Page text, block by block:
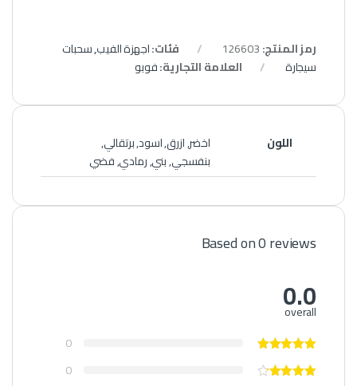
رمز المنتج:126603 فئات:اجهزة الفيب,سحبات
سيجارة
العلامة التجارية:فوبو
اللون
اخضر, ازرق, اسود, برتقالي,
بنفسجي, بني, رمادي, فضي
Based on 0 reviews
0.0
overall
0
0